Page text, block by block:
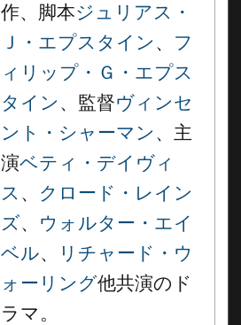
作、脚本ジュリアス・
Ｊ・エプスタイン 、 フ
ィリップ・Ｇ・エプス
タイン 、監督ヴィンセ
ント・シャーマン 、主
演ベティ・デイヴィ
ス 、 クロード・レイン
ズ、 ウォルター・エイ
ベル、
リチャード・ウ
ォーリング他共演のド
ラマ。